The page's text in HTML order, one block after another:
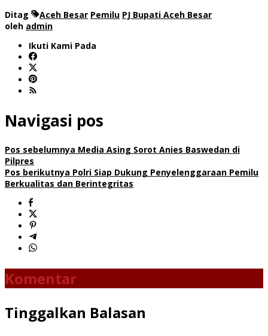
Ditag Aceh Besar Pemilu PJ Bupati Aceh Besar
oleh admin
Ikuti Kami Pada
Navigasi pos
Pos sebelumnya Media Asing Sorot Anies Baswedan di
Pilpres
Pos berikutnya Polri Siap Dukung Penyelenggaraan Pemilu
Berkualitas dan Berintegritas
Komentar
Tinggalkan Balasan